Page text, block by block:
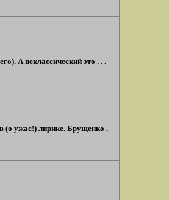
А неклассический это . . .
(о ужас!) лирике. Брущенко .